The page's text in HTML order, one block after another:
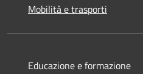
Mobilità e trasporti
Educazione e formazione